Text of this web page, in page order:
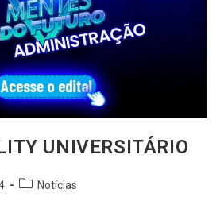
UNIVERSITÁRIO
Notícias